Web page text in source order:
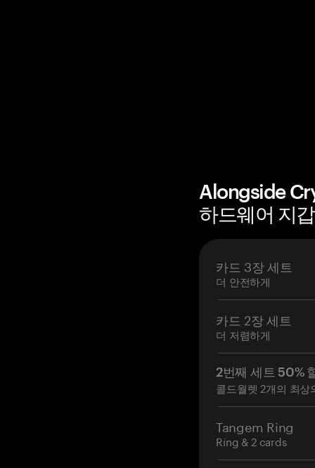
Alongside
하드웨어 지
카드 3장 세트
더 안전하게
카드 2장 세트
더 저렴하게
2번째 세트 50%
콜드월렛 2개의 최상
Tangem Ring
Ring & 2 cards